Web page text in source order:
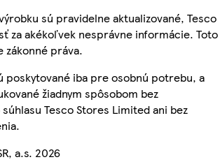
sú pravidelne aktualizované, Tesco
za akékoľvek nesprávne informácie. Toto
zákonné práva.
poskytované iba pre osobnú potrebu, a
žiadnym spôsobom bez
Tesco Stores Limited ani bez
a.s. 2026